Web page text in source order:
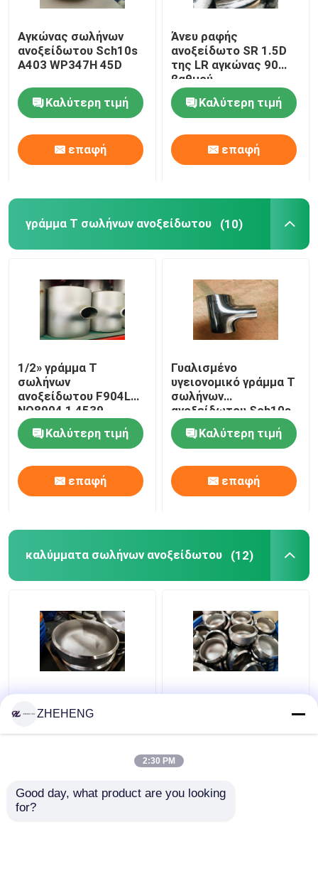
Company News
Τοποθετήσεις σωληνώσεων ανοξείδωτου
φλάντζα σωλήνων ανοξείδωτου
Αγκώνας σωλήνων ανοξείδωτου
γράμμα Τ σωλήνων ανοξείδωτου
καλύμματα σωλήνων ανοξείδωτου
Τοποθέτηση σωληνώσεων υποδοχών
Κοχλιοτομημένη τοποθέτηση σωληνώσεων
Μειωτής ανοξείδωτου
τυφλή φλάντζα ανοξείδωτου
Φλάντζα λαιμών συγκόλλησης
Τοποθετήσεις σωληνώσεων κραμάτων νικελίου
Αγκώνας σωλήνων
ανοξείδωτου Sch10s
A403 WP347H 45D
Καλύτερη τιμή
επαφή
Άνευ ραφής
ανοξείδωτο SR 1.5D
της LR αγκώνας 90
βαθμού
Καλύτερη τιμή
επαφή
γράμμα Τ σωλήνων ανοξείδωτου (10)
1/2» γράμμα Τ
σωλήνων
ανοξείδωτου F904L
NO8904 1,4539
Καλύτερη τιμή
επαφή
Γυαλισμένο
υγειονομικό γράμμα Τ
σωλήνων
ανοξείδωτου Sch10s
304L
Καλύτερη τιμή
επαφή
καλύμματα σωλήνων ανοξείδωτου (12)
καλύμματα σωλήνων
ZHEHENG
2:30 PM
Good day, what product are you looking
for?